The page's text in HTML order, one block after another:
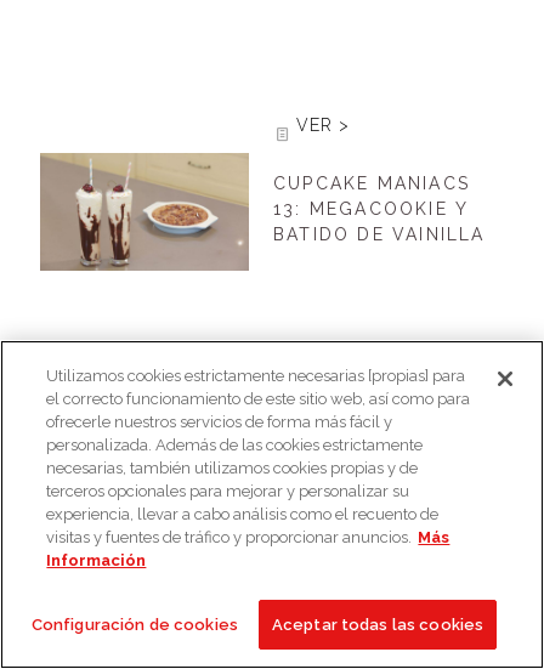
VER >
CUPCAKE MANIACS
13: MEGACOOKIE Y
BATIDO DE VAINILLA
VER >
Comments are closed.
Utilizamos cookies estrictamente necesarias [propias] para
el correcto funcionamiento de este sitio web, así como para
ofrecerle nuestros servicios de forma más fácil y
personalizada. Además de las cookies estrictamente
necesarias, también utilizamos cookies propias y de
terceros opcionales para mejorar y personalizar su
experiencia, llevar a cabo análisis como el recuento de
visitas y fuentes de tráfico y proporcionar anuncios. Más
Información
Configuración de cookies Aceptar todas las cookies